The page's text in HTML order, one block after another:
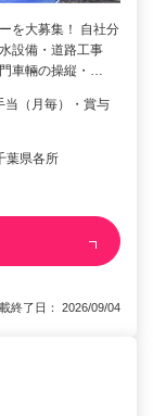
を大募集！ 自社分
設備・道路工事
車輛の操縦・…
当（月毎）・賞与
葉県各所
終了日： 2026/09/04